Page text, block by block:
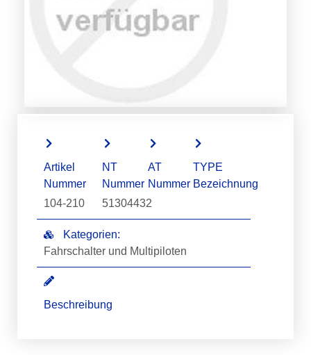
Artikel
Nummer
104-210
NT
Nummer
51304432
AT
Nummer
TYPE
Bezeichnung
Kategorien:
Fahrschalter und Multipiloten
Beschreibung